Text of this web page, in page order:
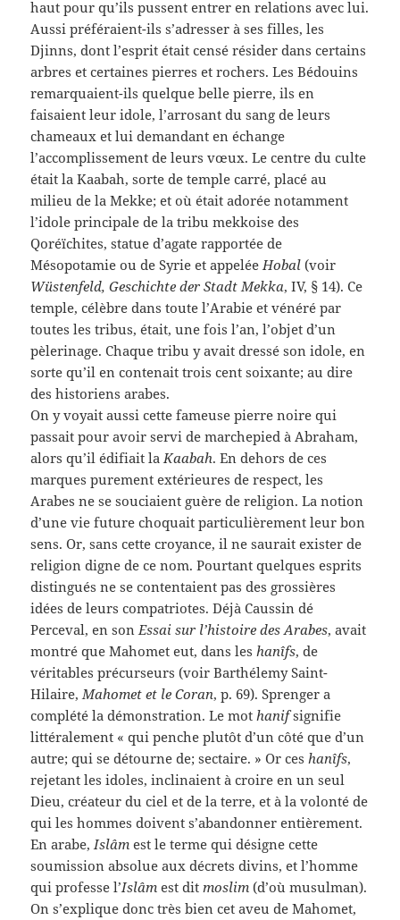
haut pour qu’ils pussent entrer en relations avec lui.
Aussi préféraient-ils s’adresser à ses filles, les
Djinns, dont l’esprit était censé résider dans certains
arbres et certaines pierres et rochers. Les Bédouins
remarquaient-ils quelque belle pierre, ils en
faisaient leur idole, l’arrosant du sang de leurs
chameaux et lui demandant en échange
l’accomplissement de leurs vœux. Le centre du culte
était la Kaabah, sorte de temple carré, placé au
milieu de la Mekke; et où était adorée notamment
l’idole principale de la tribu mekkoise des
Qoréïchites, statue d’agate rapportée de
Mésopotamie ou de Syrie et appeléeHobal (voir
Wüstenfeld, Geschichte der Stadt Mekka, IV, § 14). Ce
temple, célèbre dans toute l’Arabie et vénéré par
toutes les tribus, était, une fois l’an, l’objet d’un
pèlerinage. Chaque tribu y avait dressé son idole, en
sorte qu’il en contenait trois cent soixante; au dire
des historiens arabes.
On y voyait aussi cette fameuse pierre noire qui
passait pour avoir servi de marchepied à Abraham,
alors qu’il édifiait laKaabah. En dehors de ces
marques purement extérieures de respect, les
Arabes ne se souciaient guère de religion. La notion
d’une vie future choquait particulièrement leur bon
sens. Or, sans cette croyance, il ne saurait exister de
religion digne de ce nom. Pourtant quelques esprits
distingués ne se contentaient pas des grossières
idées de leurs compatriotes. Déjà Caussin dé
Perceval, en sonEssai sur l’histoire des Arabes, avait
montré que Mahomet eut, dans leshanîfs, de
véritables précurseurs (voir Barthélemy Saint-
Hilaire, Mahomet et le Coran, p. 69). Sprenger a
complété la démonstration. Le mothanifsignifie
littéralement « qui penche plutôt d’un côté que d’un
autre; qui se détourne de; sectaire. » Or ceshanîfs,
rejetant les idoles, inclinaient à croire en un seul
Dieu, créateur du ciel et de la terre, et à la volonté de
qui les hommes doivent s’abandonner entièrement.
En arabe,Islâm est le terme qui désigne cette
soumission absolue aux décrets divins, et l’homme
qui professe l’Islâm est ditmoslim (d’où musulman).
On s’explique donc très bien cet aveu de Mahomet,